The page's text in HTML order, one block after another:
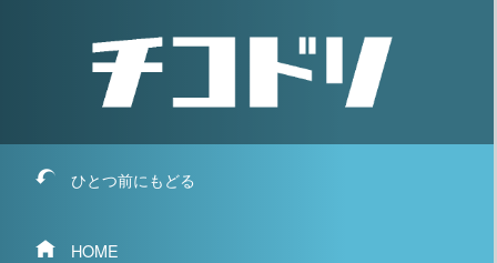
ひとつ前にもどる
HOME